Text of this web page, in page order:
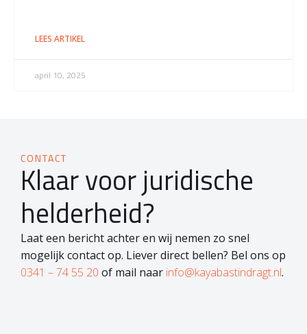
LEES ARTIKEL
april 10, 2025
CONTACT
Klaar voor juridische
helderheid?
Laat een bericht achter en wij nemen zo snel
mogelijk contact op. Liever direct bellen? Bel ons op
0341 – 74 55 20 of mail naar info@kayabastindragt.nl.